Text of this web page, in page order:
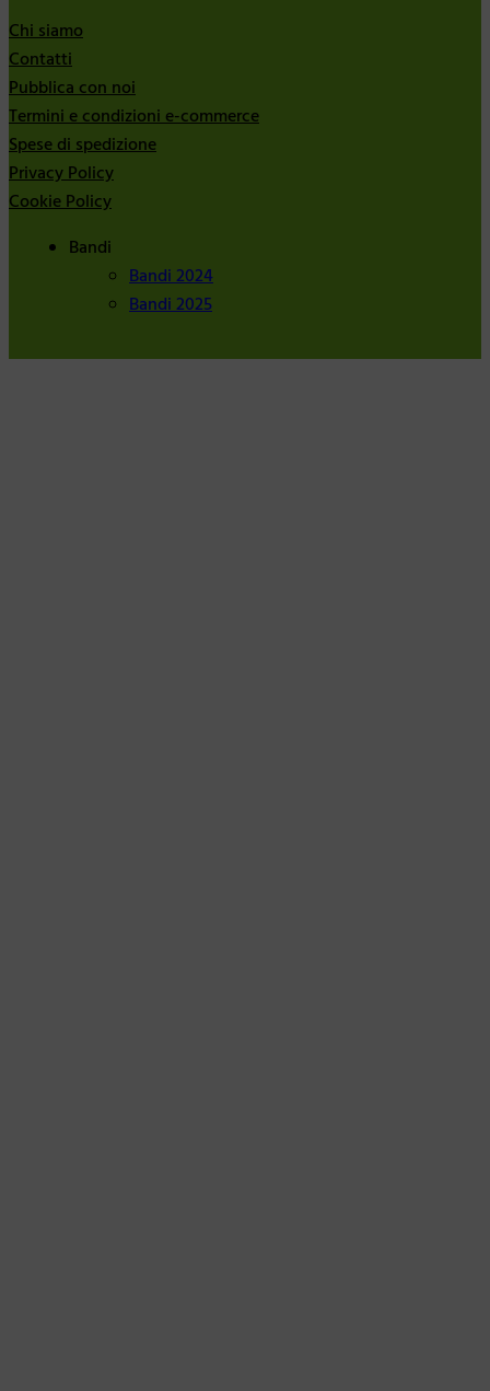
Chi siamo
Contatti
Pubblica con noi
Termini e condizioni e-commerce
Spese di spedizione
Privacy Policy
Cookie Policy
Bandi
Bandi 2024
Bandi 2025